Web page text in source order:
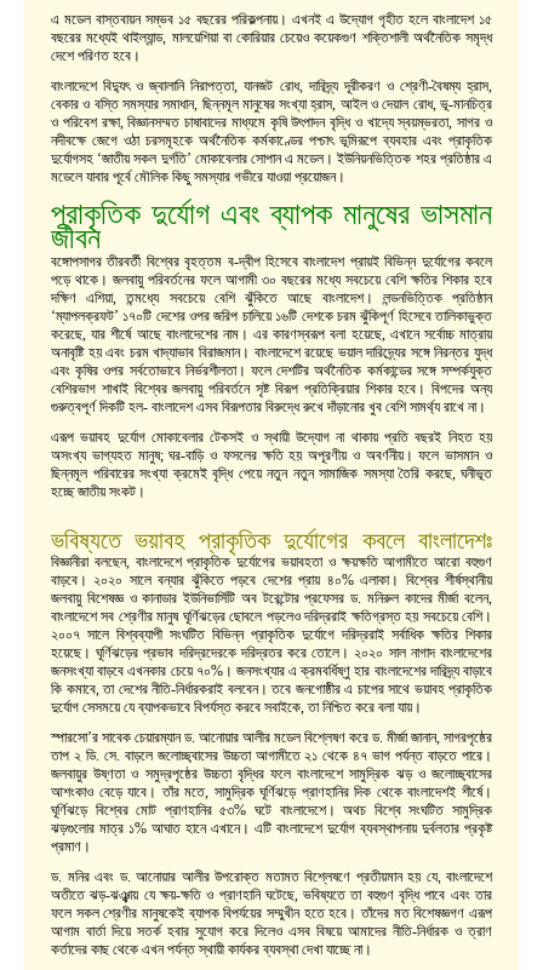
এ মডেল বাস্তবায়ন সম্ভব ১৫ বছরের পরিকল্পনায়। এখনই এ উদ্যোগ গৃহীত হলে বাংলাদেশ ১৫
বছরের মধ্যেই থাইল্যান্ড, মালয়েশিয়া বা কোরিয়ার চেয়েও কয়েকগুণ শক্তিশালী অর্থনৈতিক সমৃদ্ধ
দেশে পরিণত হবে।
বাংলাদেশে বিদ্যুৎ ও জ্বালানি নিরাপত্তা, যানজট রোধ, দারিদ্র্য দূরীকরণ ও শ্রেণী-বৈষম্য হ্রাস,
বেকার ও বস্তি সমস্যার সমাধান, ছিন্নমূল মানুষের সংখ্যা হ্রাস, আইল ও দেয়াল রোধ, ভূ-মানচিত্র
ও পরিবেশ রক্ষা, বিজ্ঞানসম্মত চাষাবাদের মাধ্যমে কৃষি উৎপাদন বৃদ্ধি ও খাদ্যে স্বয়ম্ভরতা, সাগর ও
নদীবক্ষে জেগে ওঠা চরসমূহকে অর্থনৈতিক কর্মকাণ্ডের পশ্চাৎ ভূমিরূপে ব্যবহার এবং প্রাকৃতিক
দুর্যোগসহ ‘জাতীয় সকল দুর্গতি’ মোকাবেলার সোপান এ মডেল। ইউনিয়নভিত্তিক শহর প্রতিষ্ঠার এ
মডেলে যাবার পূর্বে মৌলিক কিছু সমস্যার গভীরে যাওয়া প্রয়োজন।
প্রাকৃতিক দুর্যোগ এবং ব্যাপক মানুষের ভাসমান
জীবন
বঙ্গোপসাগর তীরবর্তী বিশ্বের বৃহত্তম ব-দ্বীপ হিসেবে বাংলাদেশ প্রায়ই বিভিন্ন দুর্যোগের কবলে
পড়ে থাকে। জলবায়ু পরিবর্তনের ফলে আগামী ৩০ বছরের মধ্যে সবচেয়ে বেশি ক্ষতির শিকার হবে
দক্ষিণ এশিয়া, তন্মধ্যে সবচেয়ে বেশি ঝুঁকিতে আছে বাংলাদেশ। লন্ডনভিত্তিক প্রতিষ্ঠান
‘ম্যাপলক্রফট’ ১৭০টি দেশের ওপর জরিপ চালিয়ে ১৬টি দেশকে চরম ঝুঁকিপূর্ণ হিসেবে তালিকাভুক্ত
করেছে, যার শীর্ষে আছে বাংলাদেশের নাম। এর কারণস্বরূপ বলা হয়েছে, এখানে সর্বোচ্চ মাত্রায়
অনাবৃষ্টি হয় এবং চরম খাদ্যাভাব বিরাজমান। বাংলাদেশে রয়েছে ভয়াল দারিদ্র্যের সঙ্গে নিরন্তর যুদ্ধ
এবং কৃষির ওপর সর্বতোভাবে নির্ভরশীলতা। ফলে দেশটির অর্থনৈতিক কর্মকান্ডের সঙ্গে সম্পর্কযুক্ত
বেশিরভাগ শাখাই বিশ্বের জলবায়ু পরিবর্তনে সৃষ্ট বিরূপ প্রতিক্রিয়ার শিকার হবে। বিপদের অন্য
গুরুত্বপূর্ণ দিকটি হল- বাংলাদেশ এসব বিরূপতার বিরুদ্ধে রুখে দাঁড়ানোর খুব বেশি সামর্থ্য রাখে না।
এরূপ ভয়াবহ দুর্যোগ মোকাবেলার টেকসই ও স্থায়ী উদ্যোগ না থাকায় প্রতি বছরই নিহত হয়
অসংখ্য ভাগ্যহত মানুষ; ঘর-বাড়ি ও ফসলের ক্ষতি হয় অপূরণীয় ও অবর্ণনীয়। ফলে ভাসমান ও
ছিন্নমূল পরিবারের সংখ্যা ক্রমেই বৃদ্ধি পেয়ে নতুন নতুন সামাজিক সমস্যা তৈরি করছে, ঘনীভূত
হচ্ছে জাতীয় সংকট।
ভবিষ্যতে ভয়াবহ প্রাকৃতিক দুর্যোগের কবলে বাংলাদেশঃ
বিজ্ঞানীরা বলছেন, বাংলাদেশে প্রাকৃতিক দুর্যোগের ভয়াবহতা ও ক্ষয়ক্ষতি আগামীতে আরো বহুগুণ
বাড়বে। ২০২০ সালে বন্যার ঝুঁকিতে পড়বে দেশের প্রায় ৪০% এলাকা। বিশ্বের শীর্ষস্থানীয়
জলবায়ু বিশেষজ্ঞ ও কানাডার ইউনিভার্সিটি অব টরেন্টোর প্রফেসর ড. মনিরুল কাদের মীর্জা বলেন,
বাংলাদেশে সব শ্রেণীর মানুষ ঘূর্ণিঝড়ের ছোবলে পড়লেও দরিদ্ররাই ক্ষতিগ্রস্ত হয় সবচেয়ে বেশি।
২০০৭ সালে বিশ্বব্যাপী সংঘটিত বিভিন্ন প্রাকৃতিক দুর্যোগে দরিদ্ররাই সর্বাধিক ক্ষতির শিকার
হয়েছে। ঘূর্ণিঝড়ের প্রভাব দরিদ্রদেরকে দরিদ্রতর করে তোলে। ২০২০ সাল নাগাদ বাংলাদেশের
জনসংখ্যা বাড়বে এখনকার চেয়ে ৭০%। জনসংখ্যার এ ক্রমবর্ধিষ্ণু হার বাংলাদেশের দারিদ্র্য বাড়াবে
কি কমাবে, তা দেশের নীতি-নির্ধারকরাই বলবেন। তবে জনগোষ্ঠীর এ চাপের সাথে ভয়াবহ প্রাকৃতিক
দুর্যোগ সেসময়ে যে ব্যাপকভাবে বিপর্যস্ত করবে সবাইকে, তা নিশ্চিত করে বলা যায়।
স্পারসো’র সাবেক চেয়ারম্যান ড. আনোয়ার আলীর মডেল বিশ্লেষণ করে ড. মীর্জা জানান, সাগরপৃষ্ঠের
তাপ ২ ডি. সে. বাড়লে জলোচ্ছ্বাসের উচ্চতা আগামীতে ২১ থেকে ৪৭ ভাগ পর্যন্ত বাড়তে পারে।
জলবায়ুর উষ্ণতা ও সমুদ্রপৃষ্ঠের উচ্চতা বৃদ্ধির ফলে বাংলাদেশে সামুদ্রিক ঝড় ও জলোচ্ছ্বাসের
আশংকাও বেড়ে যাবে। তাঁর মতে, সামুদ্রিক ঘূর্ণিঝড়ে প্রাণহানির দিক থেকে বাংলাদেশই শীর্ষে।
ঘূর্ণিঝড়ে বিশ্বের মোট প্রাণহানির ৫৩% ঘটে বাংলাদেশে। অথচ বিশ্বে সংঘটিত সামুদ্রিক
ঝড়গুলোর মাত্র ১% আঘাত হানে এখানে। এটি বাংলাদেশে দুর্যোগ ব্যবস্থাপনায় দুর্বলতার প্রকৃষ্ট
প্রমাণ।
ড. মনির এবং ড. আনোয়ার আলীর উপরোক্ত মতামত বিশ্লেষণে প্রতীয়মান হয় যে, বাংলাদেশে
অতীতে ঝড়-ঝঞ্ঝায় যে ক্ষয়-ক্ষতি ও প্রাণহানি ঘটেছে, ভবিষ্যতে তা বহুগুণ বৃদ্ধি পাবে এবং তার
ফলে সকল শ্রেণীর মানুষকেই ব্যাপক বিপর্যয়ের সম্মুখীন হতে হবে। তাঁদের মত বিশেষজ্ঞগণ এরূপ
আগাম বার্তা দিয়ে সতর্ক হবার সুযোগ করে দিলেও এসব বিষয়ে আমাদের নীতি-নির্ধারক ও ত্রাণ
কর্তাদের কাছ থেকে এখন পর্যন্ত স্থায়ী কার্যকর ব্যবস্থা দেখা যাচ্ছে না।